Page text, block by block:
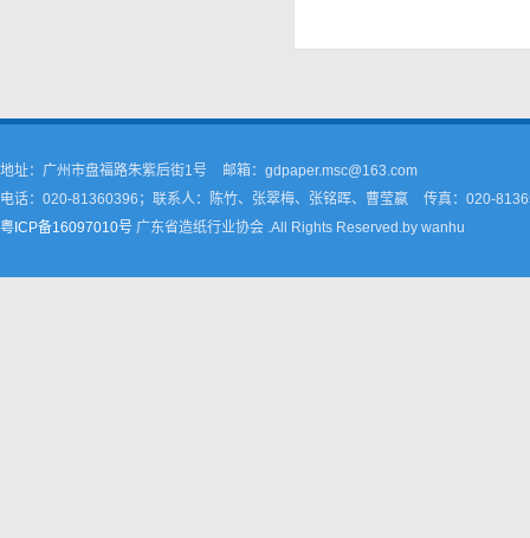
地址：广州市盘福路朱紫后街1号
邮箱：gdpaper.msc@163.com
电话：020-81360396；联系人：陈竹、张翠梅、张铭晖、曹莹嬴
传真：020-
粤ICP备16097010号 广东省造纸行业协会 .All Rights Reserved.by wanhu